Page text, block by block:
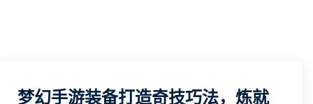
梦幻手游装备打造奇技巧法，炼就